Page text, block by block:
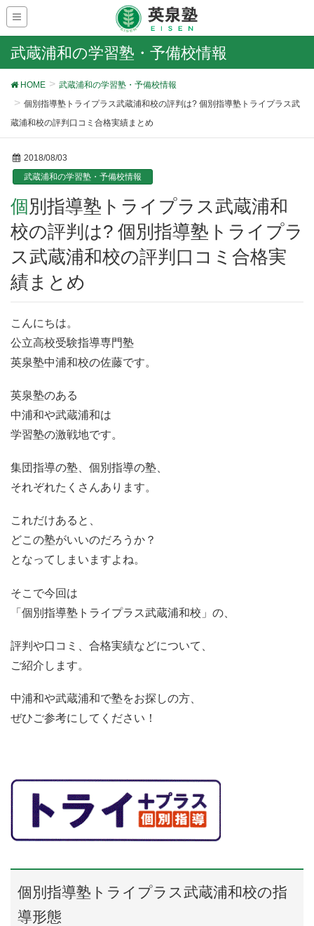
武蔵浦和の学習塾・予備校情報
HOME
武蔵浦和の学習塾・予備校情報
個別指導塾トライプラス武蔵浦和校の評判は? 個別指導塾トライプラス武
蔵浦和校の評判口コミ合格実績まとめ
2018/08/03
武蔵浦和の学習塾・予備校情報
個別指導塾トライプラス武蔵浦和
校の評判は? 個別指導塾トライプラ
ス武蔵浦和校の評判口コミ合格実
績まとめ
こんにちは。
公立高校受験指導専門塾
英泉塾中浦和校の佐藤です。
英泉塾のある
中浦和や武蔵浦和は
学習塾の激戦地です。
集団指導の塾、個別指導の塾、
それぞれたくさんあります。
これだけあると、
どこの塾がいいのだろうか？
となってしまいますよね。
そこで今回は
「個別指導塾トライプラス武蔵浦和校」の、
評判や口コミ、合格実績などについて、
ご紹介します。
中浦和や武蔵浦和で塾をお探しの方、
ぜひご参考にしてください！
個別指導塾トライプラス武蔵浦和校の指
導形態